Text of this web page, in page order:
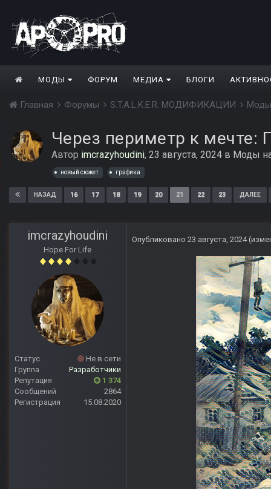
МОДЫ ФОРУМ МЕДИА БЛОГИ
Главная Форумы S.T.A.L.K.E.R. МОДИФИКАЦИИ
Через периметр к мечте:
Автор imcrazyhoudini, 23 августа, 2024 в Моды на
новый сюжет графика
НАЗАД 16 17 18 19 20 21 22 23 ДАЛЕЕ
imcrazyhoudini
Hope For Life
Статус
Не в сети
Группа
Разработчики
Репутация
1 374
Сообщений
2864
Регистрация
15.08.2020
Опубликовано 23 августа, 2024